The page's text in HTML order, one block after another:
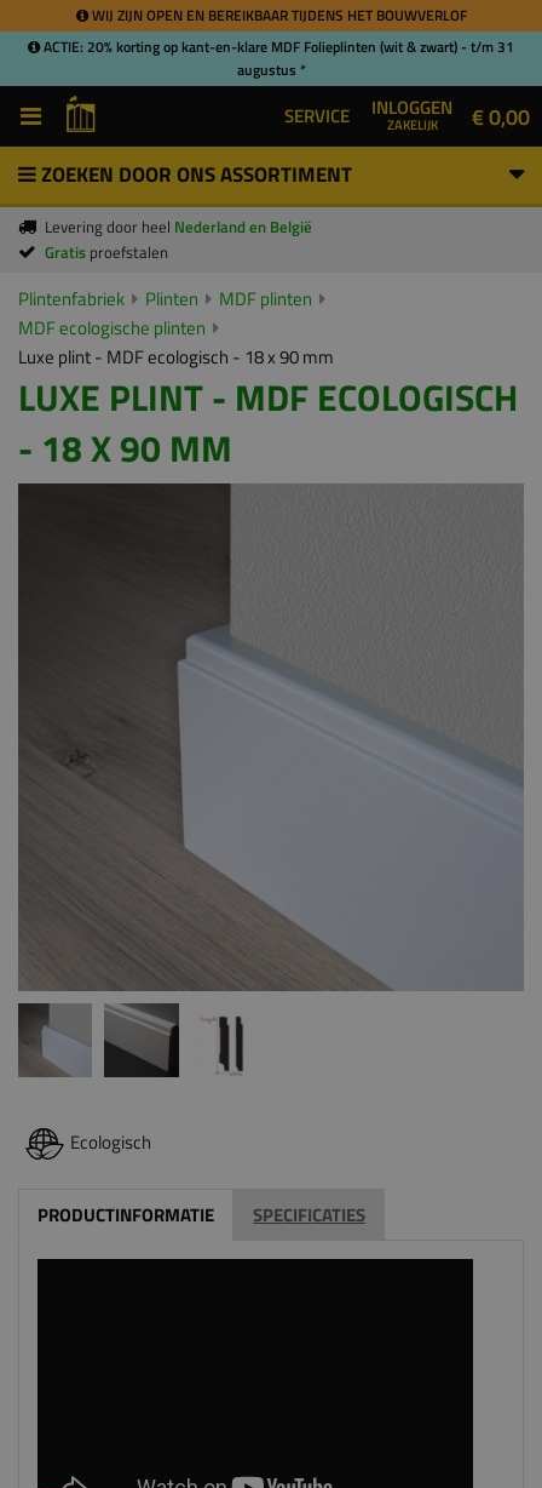
WIJ ZIJN OPEN EN BEREIKBAAR TIJDENS HET BOUWVERLOF
ACTIE: 20% korting op kant-en-klare MDF Folieplinten (wit & zwart) - t/m 31
augustus *
SERVICE INLOGGEN
ZAKELIJK € 0,00
ZOEKEN DOOR ONS ASSORTIMENT
Levering door heel Nederland en België
Gratis proefstalen
Plintenfabriek Plinten
MDF plinten
MDF ecologische plinten
Luxe plint - MDF ecologisch - 18 x 90 mm
LUXE PLINT - MDF ECOLOGISCH
- 18 X 90 MM
Ecologisch
PRODUCTINFORMATIE SPECIFICATIES